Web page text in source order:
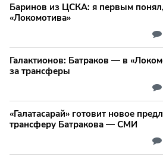
Баринов из ЦСКА: я первым понял,
«Локомотива»
Галактионов: Батраков — в
за трансферы
«Галатасарай» готовит новое
трансферу Батракова — СМИ